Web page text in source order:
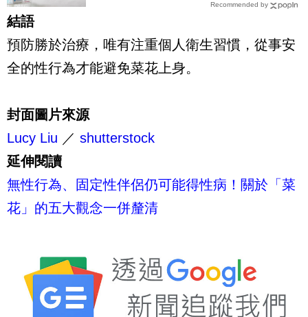
Recommended by
結語
預防勝於治療，唯有注重個人衛生習慣，從事安
全的性行為才能避免菜花上身。
封面圖片來源
Lucy Liu ／ shutterstock
延伸閱讀
無性行為、固定性伴侶仍可能得性病！關於「菜
花」的五大觀念一併釐清